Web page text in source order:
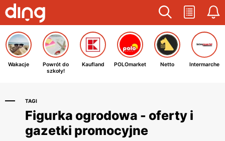
Wakacje
Powrót do
szkoły!
Kaufland POLOmarket Netto Intermarche
TAGI
Figurka ogrodowa - oferty i
gazetki promocyjne